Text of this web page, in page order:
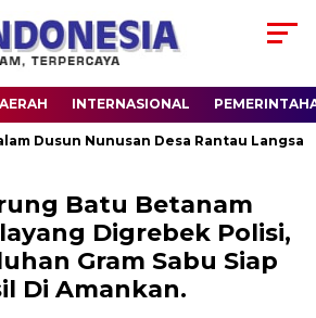
INTERNASIONAL
Nunusan Desa Rantau Langsat kec.
Batu Betanam
Digrebek Polisi,
Gram Sabu Siap
Di Amankan.